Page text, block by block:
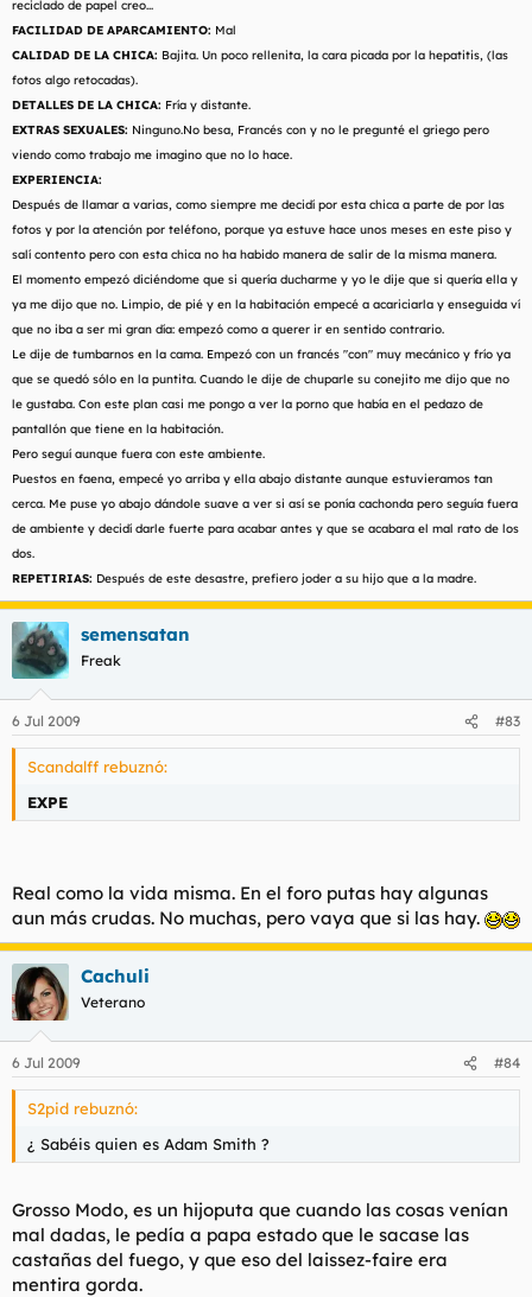
reciclado de papel creo...
FACILIDAD DE APARCAMIENTO: Mal
CALIDAD DE LA CHICA: Bajita. Un poco rellenita, la cara picada por la hepatitis, (las
fotos algo retocadas).
DETALLES DE LA CHICA: Fría y distante.
EXTRAS SEXUALES: Ninguno.No besa, Francés con y no le pregunté el griego pero
viendo como trabajo me imagino que no lo hace.
EXPERIENCIA:
Después de llamar a varias, como siempre me decidí por esta chica a parte de por las
fotos y por la atención por teléfono, porque ya estuve hace unos meses en este piso y
salí contento pero con esta chica no ha habido manera de salir de la misma manera.
El momento empezó diciéndome que si quería ducharme y yo le dije que si quería ella y
ya me dijo que no. Limpio, de pié y en la habitación empecé a acariciarla y enseguida ví
que no iba a ser mi gran día: empezó como a querer ir en sentido contrario.
Le dije de tumbarnos en la cama. Empezó con un francés "con" muy mecánico y frío ya
que se quedó sólo en la puntita. Cuando le dije de chuparle su conejito me dijo que no
le gustaba. Con este plan casi me pongo a ver la porno que había en el pedazo de
pantallón que tiene en la habitación.
Pero seguí aunque fuera con este ambiente.
Puestos en faena, empecé yo arriba y ella abajo distante aunque estuvieramos tan
cerca. Me puse yo abajo dándole suave a ver si así se ponía cachonda pero seguía fuera
de ambiente y decidí darle fuerte para acabar antes y que se acabara el mal rato de los
dos.
REPETIRIAS: Después de este desastre, prefiero joder a su hijo que a la madre.
semensatan
Freak
6 Jul 2009 #83
Scandalff rebuznó:
EXPE
Real como la vida misma. En el foro putas hay algunas
aun más crudas. No muchas, pero vaya que si las hay.
Cachuli
Veterano
6 Jul 2009 #84
S2pid rebuznó:
¿ Sabéis quien es Adam Smith ?
Grosso Modo, es un hijoputa que cuando las cosas venían
mal dadas, le pedía a papa estado que le sacase las
castañas del fuego, y que eso del laissez-faire era
mentira gorda.